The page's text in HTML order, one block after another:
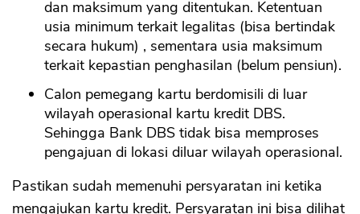
dan maksimum yang ditentukan. Ketentuan
usia minimum terkait legalitas (bisa bertindak
secara hukum) , sementara usia maksimum
terkait kepastian penghasilan (belum pensiun).
Calon pemegang kartu berdomisili di luar
wilayah operasional kartu kredit DBS.
Sehingga Bank DBS tidak bisa memproses
pengajuan di lokasi diluar wilayah operasional.
Pastikan sudah memenuhi persyaratan ini ketika
mengajukan kartu kredit. Persyaratan ini bisa dilihat